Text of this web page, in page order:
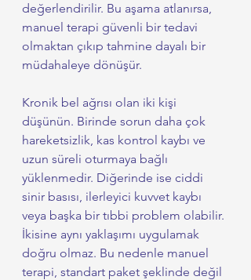
değerlendirilir. Bu aşama atlanırsa,
manuel terapi güvenli bir tedavi
olmaktan çıkıp tahmine dayalı bir
müdahaleye dönüşür.
Kronik bel ağrısı olan iki kişi
düşünün. Birinde sorun daha çok
hareketsizlik, kas kontrol kaybı ve
uzun süreli oturmaya bağlı
yüklenmedir. Diğerinde ise ciddi
sinir basısı, ilerleyici kuvvet kaybı
veya başka bir tıbbi problem olabilir.
İkisine aynı yaklaşımı uygulamak
doğru olmaz. Bu nedenle manuel
terapi, standart paket şeklinde değil